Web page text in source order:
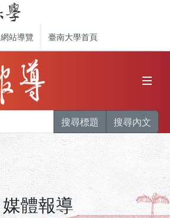
網站導覽 臺南大學首頁
搜尋標題 搜尋內文
媒體報導